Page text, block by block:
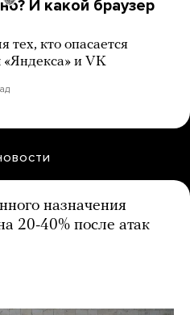
И какой браузер
тех, кто опасается
«Яндекса» и VK
назначения
20-40% после атак